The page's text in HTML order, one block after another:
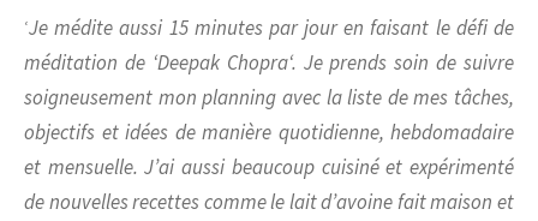
‘Je médite aussi 15 minutes par jour en faisant le défi de
méditation de ‘Deepak Chopra‘. Je prends soin de suivre
soigneusement mon planning avec la liste de mes tâches,
objectifs et idées de manière quotidienne, hebdomadaire
et mensuelle.J’ai aussi beaucoup cuisiné et expérimenté
de nouvelles recettes comme le lait d’avoine fait maison et